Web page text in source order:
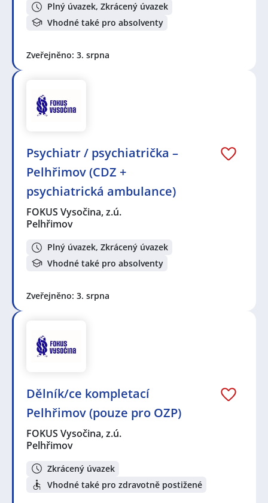
Plný úvazek, Zkrácený úvazek
Vhodné také pro absolventy
Zveřejněno: 3. srpna
Psychiatr / psychiatrička –
Pelhřimov (CDZ +
psychiatrická ambulance)
FOKUS Vysočina, z.ú.
Pelhřimov
Plný úvazek, Zkrácený úvazek
Vhodné také pro absolventy
Zveřejněno: 3. srpna
Dělník/ce kompletací
Pelhřimov (pouze pro OZP)
FOKUS Vysočina, z.ú.
Pelhřimov
Zkrácený úvazek
Vhodné také pro zdravotně postižené